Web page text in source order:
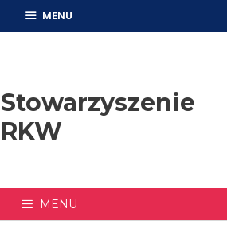
MENU
Stowarzyszenie
RKW
MENU